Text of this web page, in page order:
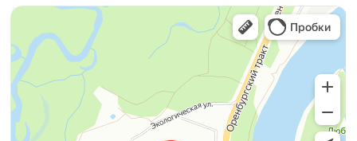
Автосервис, автотехцентр в Уфе
Экспресс-пункт замены масла в Уфе